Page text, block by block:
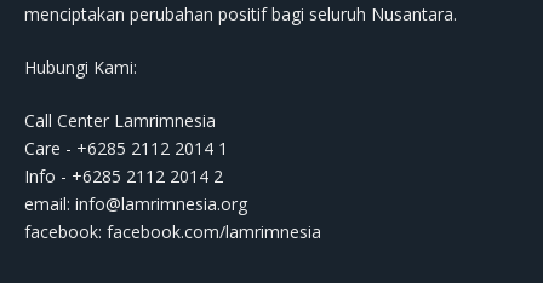
menciptakan perubahan positif bagi seluruh Nusantara.
Hubungi Kami:
Call Center Lamrimnesia
Care - +6285 2112 2014 1
Info - +6285 2112 2014 2
email: info@lamrimnesia.org
facebook: facebook.com/lamrimnesia